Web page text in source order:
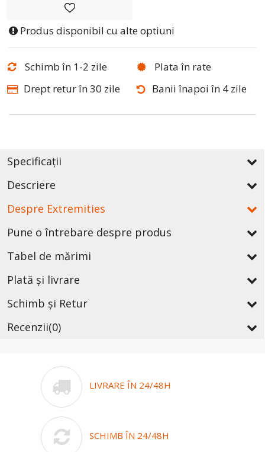
Produs disponibil cu alte optiuni
Schimb în 1-2 zile
Plata în rate
Drept retur în 30 zile
Banii înapoi în 4 zile
Specificații
Descriere
Despre Extremities
Pune o întrebare despre produs
Tabel de mărimi
Plată și livrare
Schimb și Retur
Recenzii(0)
LIVRARE ÎN 24/48H
SCHIMB ÎN 24/48H